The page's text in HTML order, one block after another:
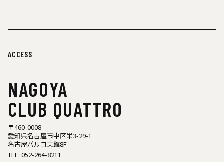
ACCESS
NAGOYA
CLUB QUATTRO
〒460-0008
愛知県名古屋市中区栄3-29-1
名古屋パルコ東館8F
TEL: 052-264-8211